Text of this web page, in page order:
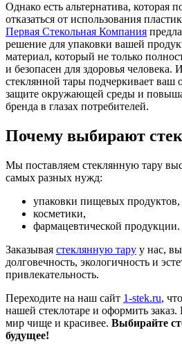
Однако есть альтернатива, которая
отказаться от использования
Первая Стекольная Компания
решение для упаковки вашей
материал, который не только
и безопасен для здоровья человека.
стеклянной тары подчеркивает ваш
защите окружающей среды и
бренда в глазах потребителей.
Почему выбирают
Мы поставляем стеклянную тару
самых разных нужд:
упаковки пищевых продуктов,
косметики,
фармацевтической продукции.
Заказывая стеклянную тару у нас,
долговечность, экологичность и
привлекательность.
Переходите на наш сайт 1-stek.ru,
нашей стеклотаре и оформить
мир чище и красивее. Выбирайте
будущее!